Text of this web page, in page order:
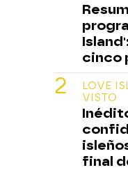
cinco
LOVE
VISTO
final